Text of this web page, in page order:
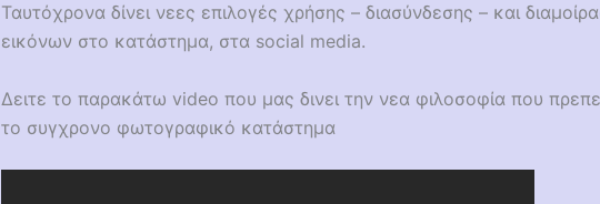
Ταυτόχρονα δίνει νεες επιλογές χρήσης – διασύνδεσης – και
εικόνων στο κατάστημα, στα social media.
Δειτε το παρακάτω video που μας δινει την νεα φιλοσοφία που
το συγχρονο φωτογραφικό κατάστημα